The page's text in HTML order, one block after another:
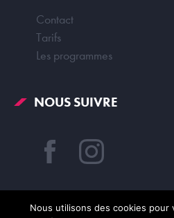
Contact
Tarifs
Les programmes
NOUS SUIVRE
Nous utilisons des cookies pour